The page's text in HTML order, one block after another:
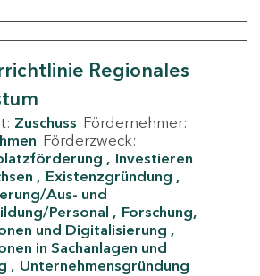
Regionales
Zuschuss Fördernehmer:
Förderzweck:
Investieren
Existenzgründung
Aus- und
Personal
Forschung,
und Digitalisierung
in Sachanlagen und
Unternehmensgründung